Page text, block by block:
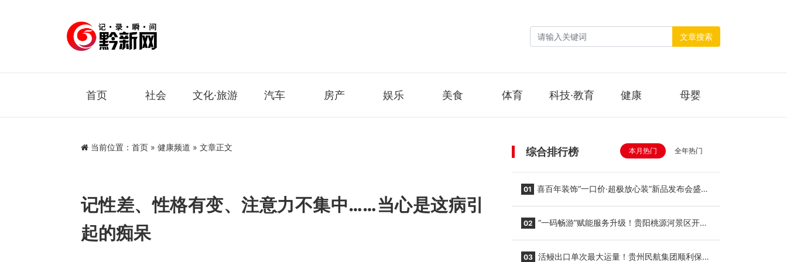
文章搜索
首页 社会 文化·旅游 汽车 房产 娱乐 美食 体育 科技·教育 健康 母婴
当前位置： 首页 » 健康频道 » 文章正文
记性差、性格有变、注意力不集中……当心是这病引
起的痴呆
综合排行榜 本月热门 全年热门
01 喜百年装饰“一口价·超极放心装”新品发布会盛大
02 “一码畅游”赋能服务升级！贵阳桃源河景区开
03 活鳗出口单次最大运量！贵州民航集团顺利保障